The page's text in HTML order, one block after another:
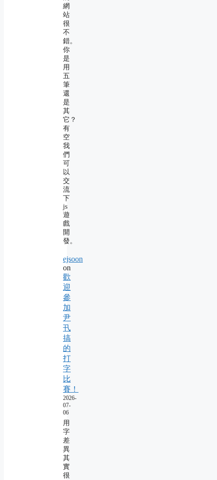
網
站
很
不
錯。
你
是
用
五
筆
還
是
其
它？
有
空
我
們
可
以
交
流
下
js
遊
戲
開
發。
ejsoon
on
歡
迎
參
加
尹
卂
搞
的
打
字
比
賽！
2026-
07-
06
用
字
差
異
其
實
很